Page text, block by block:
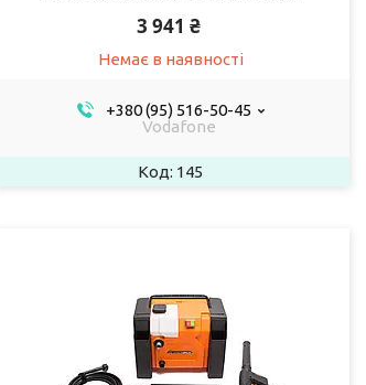
3 941 ₴
Немає в наявності
+380 (95) 516-50-45
Vodafone
145